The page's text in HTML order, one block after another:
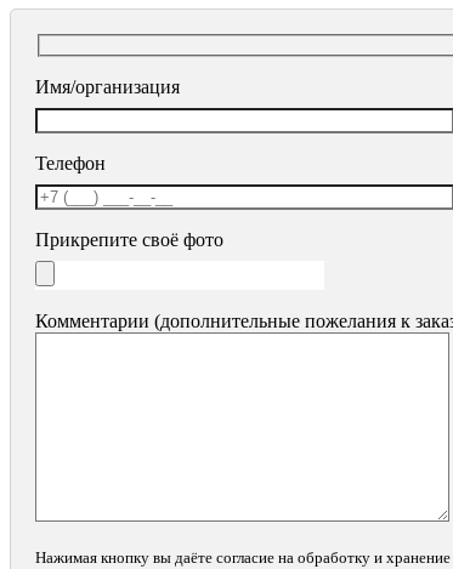
Имя/организация
Телефон
Прикрепите своё фото
Комментарии (дополнительные пожелания к
Нажимая кнопку вы даёте согласие на обработку и